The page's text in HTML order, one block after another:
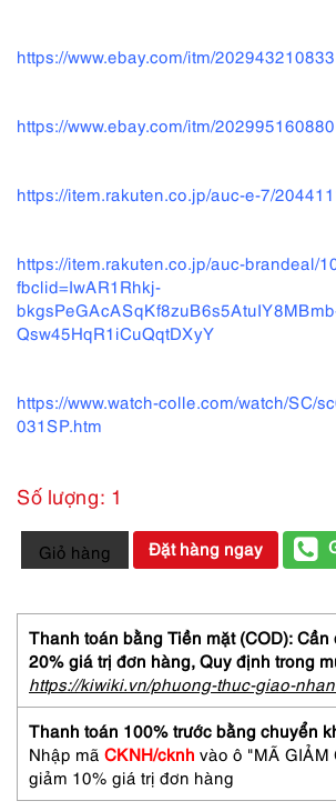
https://www.ebay.com/itm/202943210833
https://www.ebay.com/itm/202995160880
https://item.rakuten.co.jp/auc-e-7/
https://item.rakuten.co.jp/auc-brandeal/
fbclid=IwAR1Rhkj-
Qsw45HqR1iCuQqtDXyY
https://www.watch-colle.com/watch/SC/
031SP.htm
Số lượng: 1
2029-
Đồng
nữ-
Sector
540
women's
watch-
Khá
mới
số
lượng
Giỏ hàng Đặt hàng ngay
Thanh toán bằng Tiền mặt (COD): Cần
20% giá trị đơn hàng, Quy định trong
https://kiwiki.vn/phuong-thuc-giao-
Thanh toán 100% trước bằng chuyển
Nhập mã CKNH/cknh vào ô "MÃ GIẢM
giảm 10% giá trị đơn hàng